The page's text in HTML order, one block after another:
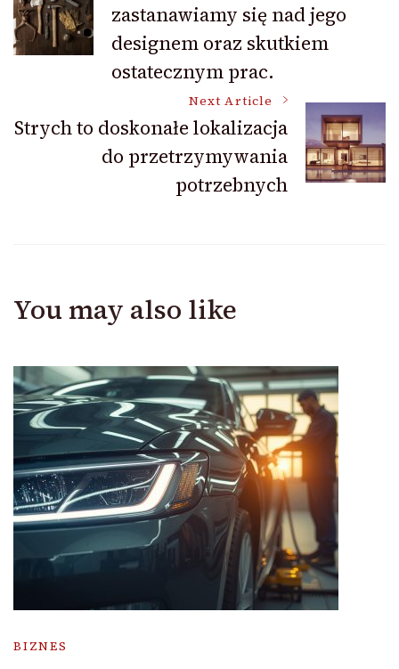
Navigationzastanawiamy się nad jego
designem oraz skutkiem
ostatecznym prac.
Next Article
Strych to doskonałe lokalizacja
do przetrzymywania
potrzebnych
You may also like
BIZNES